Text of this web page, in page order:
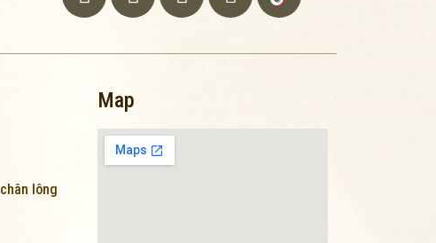
lông
Map